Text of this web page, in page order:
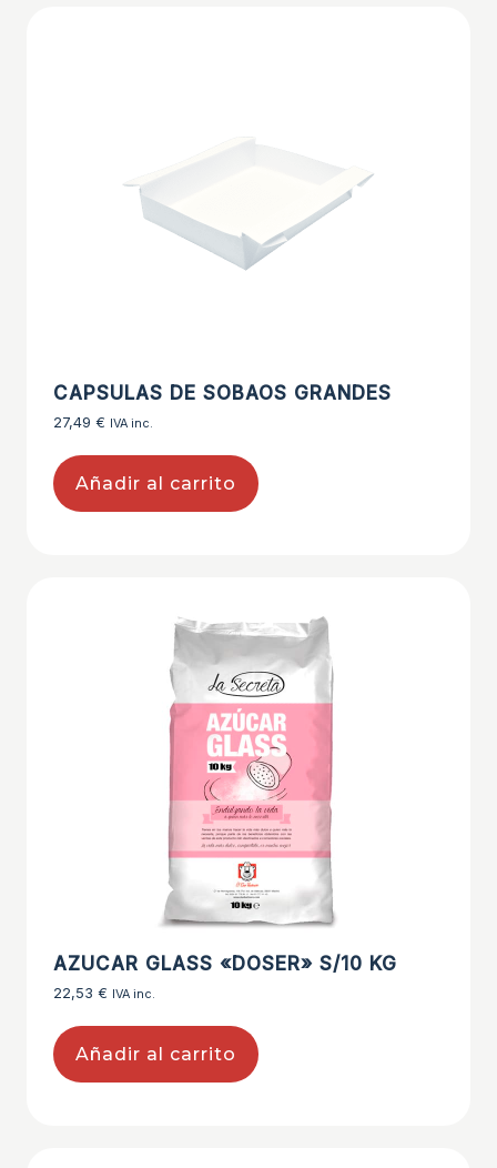
CAPSULAS DE SOBAOS GRANDES
27,49 € IVA inc.
Añadir al carrito
AZUCAR GLASS «DOSER» S/10 KG
22,53 € IVA inc.
Añadir al carrito